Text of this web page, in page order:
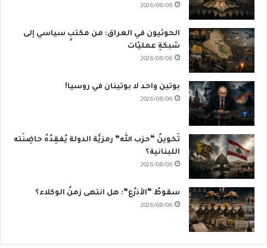
2026/08/06
الحوثيون في العراق: من مكتبٍ سياسي إلى
شبكةِ عمليّات
2026/08/06
بوتين واحد لا بوتينان في روسيا!
2026/08/06
تَخوينُ “حزب الله” رمزيَّة الدولة يُفقِدُهُ حاضِنَته
اللبنانية؟
2026/08/06
سقوطُ “الأذرُع”: هل انتهى زمنُ الوكلاء؟
2026/08/06